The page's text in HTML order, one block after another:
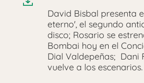
David Bisbal presenta
eterno', el segundo
disco; Rosario se
Bombai hoy en el
Dial Valdepeñas; Dani
vuelve a los escenarios.